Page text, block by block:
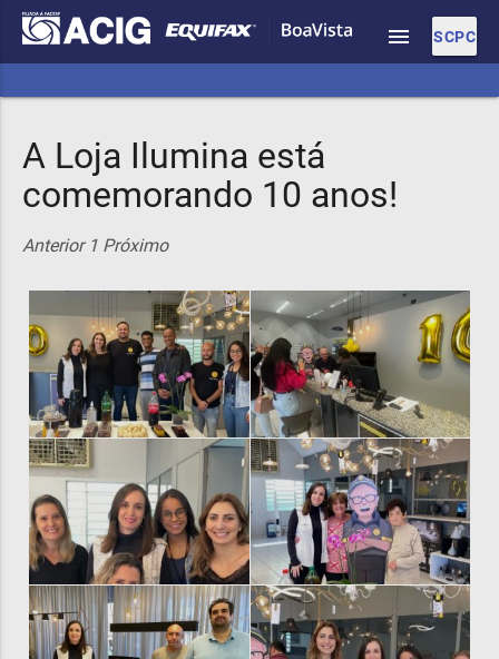
SCPC
menu
A Loja Ilumina está
comemorando 10 anos!
Anterior 1 Próximo